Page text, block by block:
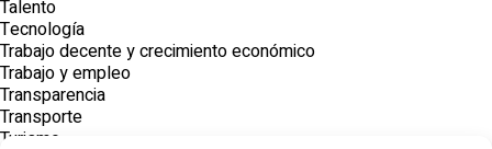
Talento
Tecnología
Trabajo decente y crecimiento económico
Trabajo y empleo
Transparencia
Transporte
Turismo